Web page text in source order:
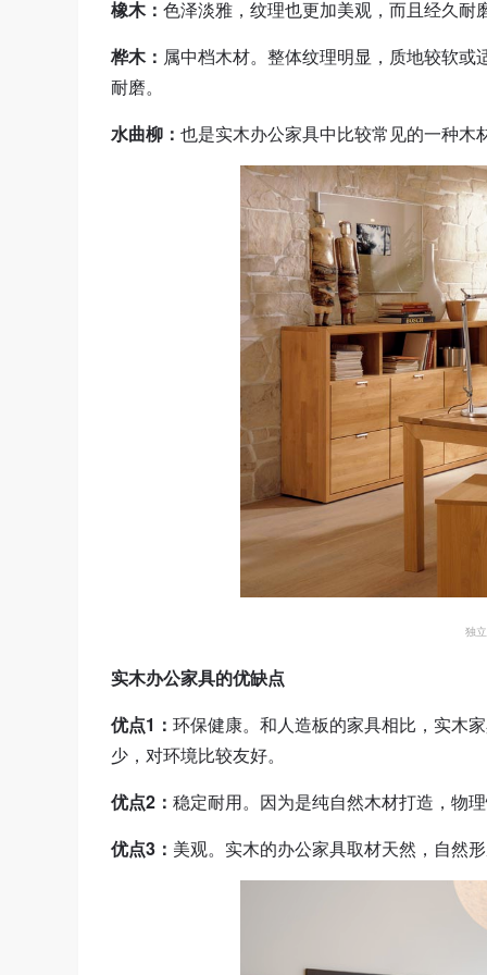
橡木： 色泽淡雅，纹理也更加美观，而且经久耐
桦木： 属中档木材。整体纹理明显，质地较软
耐磨。
水曲柳： 也是实木办公家具中比较常见的一种
独
实木办公家具的优缺点
优点1： 环保健康。和人造板的家具相比，实木
少，对环境比较友好。
优点2： 稳定耐用。因为是纯自然木材打造，物
优点3： 美观。实木的办公家具取材天然，自然